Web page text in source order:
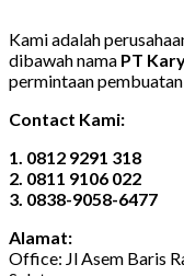
Kami adalah
dibawah nama PT
permintaan pembuatan
Contact Kami:
1. 0812 9291 318
2. 0811 9106 022
3. 0838-9058-6477
Alamat:
Office: Jl Asem Baris